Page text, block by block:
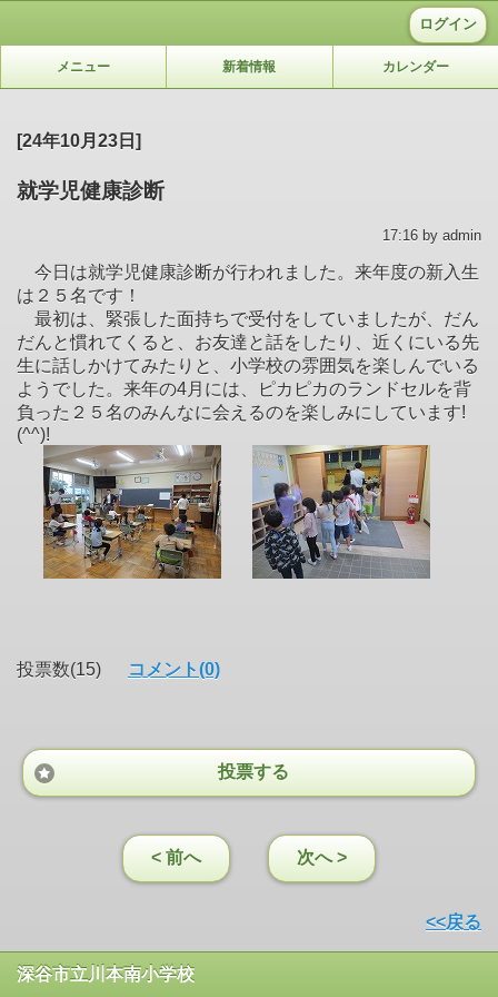
ログイン
メニュー 新着情報 カレンダー
[24年10月23日]
就学児健康診断
17:16 by admin
今日は就学児健康診断が行われました。来年度の新入生
は２５名です！
最初は、緊張した面持ちで受付をしていましたが、だん
だんと慣れてくると、お友達と話をしたり、近くにいる先
生に話しかけてみたりと、小学校の雰囲気を楽しんでいる
ようでした。来年の4月には、ピカピカのランドセルを背
負った２５名のみんなに会えるのを楽しみにしています!
(^^)!
投票数(15) コメント(0)
投票する
< 前へ 次へ >
<<戻る
深谷市立川本南小学校